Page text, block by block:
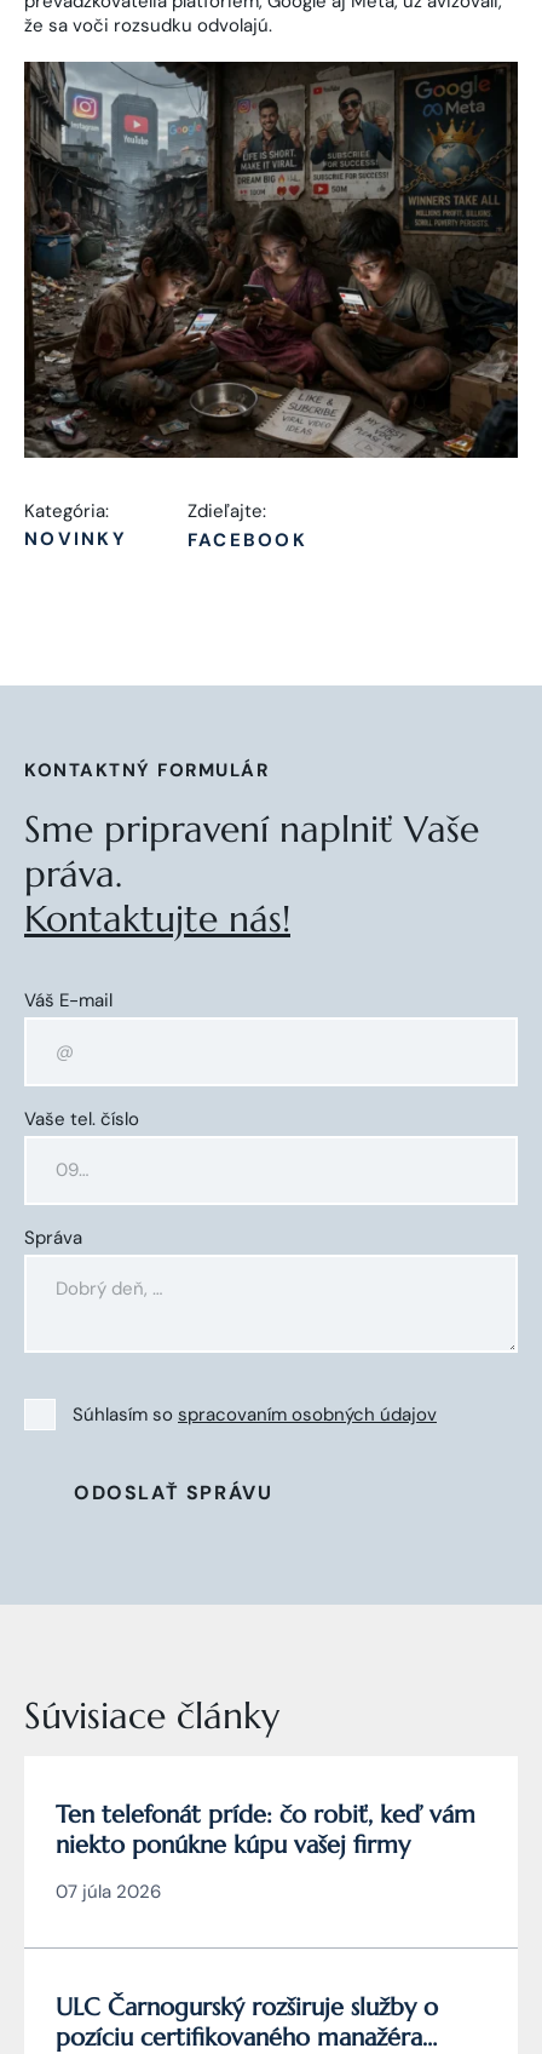
že sa voči rozsudku odvolajú.
Kategória:
NOVINKY
Zdieľajte:
FACEBOOK
KONTAKTNÝ FORMULÁR
Sme pripravení naplniť Vaše
práva.
Kontaktujte nás!
Váš E-mail
Vaše tel. číslo
Správa
Súhlasím so spracovaním osobných údajov
ODOSLAŤ SPRÁVU
Súvisiace články
Ten telefonát príde: čo robiť, keď vám
niekto ponúkne kúpu vašej firmy
07 júla 2026
ULC Čarnogurský rozširuje služby o
pozíciu certifikovaného manažéra